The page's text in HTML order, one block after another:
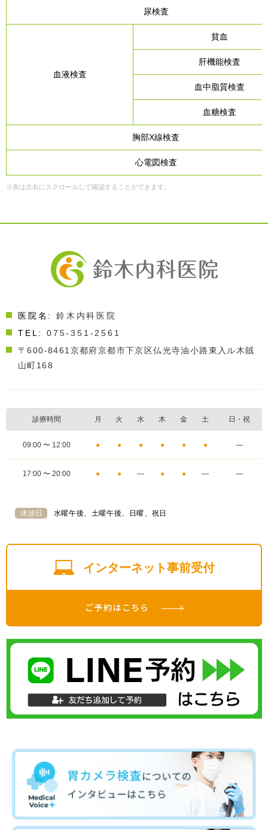
尿検査
血液検査
貧血
肝機能検査
血中脂質検査
血糖検査
胸部X線検査
心電図検査
※表は左右にスクロールして確認することができます。
医院名:
鈴木内科医院
TEL:
075-351-2561
〒600-8461 京都府京都市下京区仏光寺油小路東入ル木賊
山町168
診療時間 月 火 水 木 金 土 日・祝
09:00 〜 12:00 ● ● ● ● ● ● ―
17:00 〜 20:00 ● ● ― ● ● ― ―
休診日 水曜午後、土曜午後、日曜、祝日
インターネット事前受付
ご予約はこちら